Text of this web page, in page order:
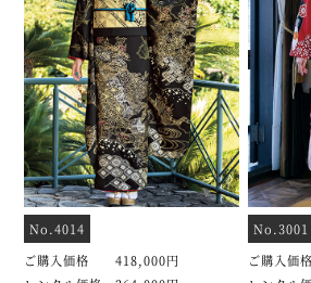
No.4014
ご購入価格 418,000円
No.3001
ご購入